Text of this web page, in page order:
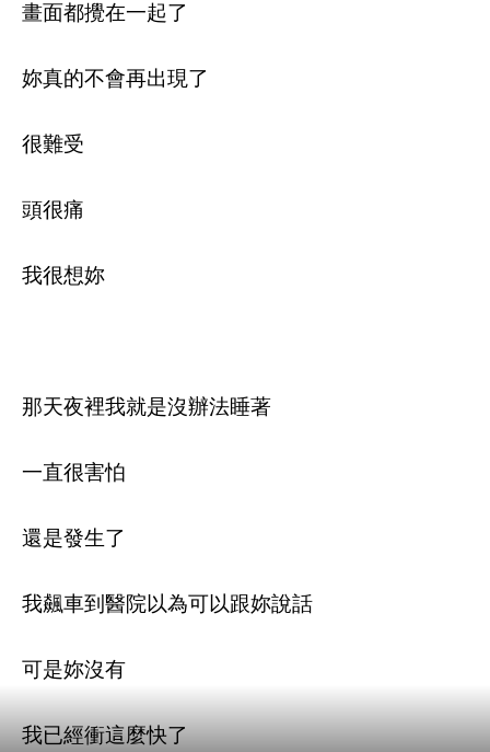
畫面都攪在一起了
妳真的不會再出現了
很難受
頭很痛
我很想妳
那天夜裡我就是沒辦法睡著
一直很害怕
還是發生了
我飆車到醫院以為可以跟妳說話
可是妳沒有
我已經衝這麼快了